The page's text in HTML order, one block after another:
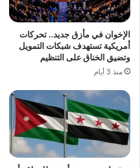
الإخوان في مأزق جديد.. تحركات
أمريكية تستهدف شبكات التمويل
وتضيق الخناق على التنظيم
منذ 3 أيام